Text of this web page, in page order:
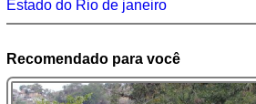
Estado do Rio de janeiro
Recomendado para você